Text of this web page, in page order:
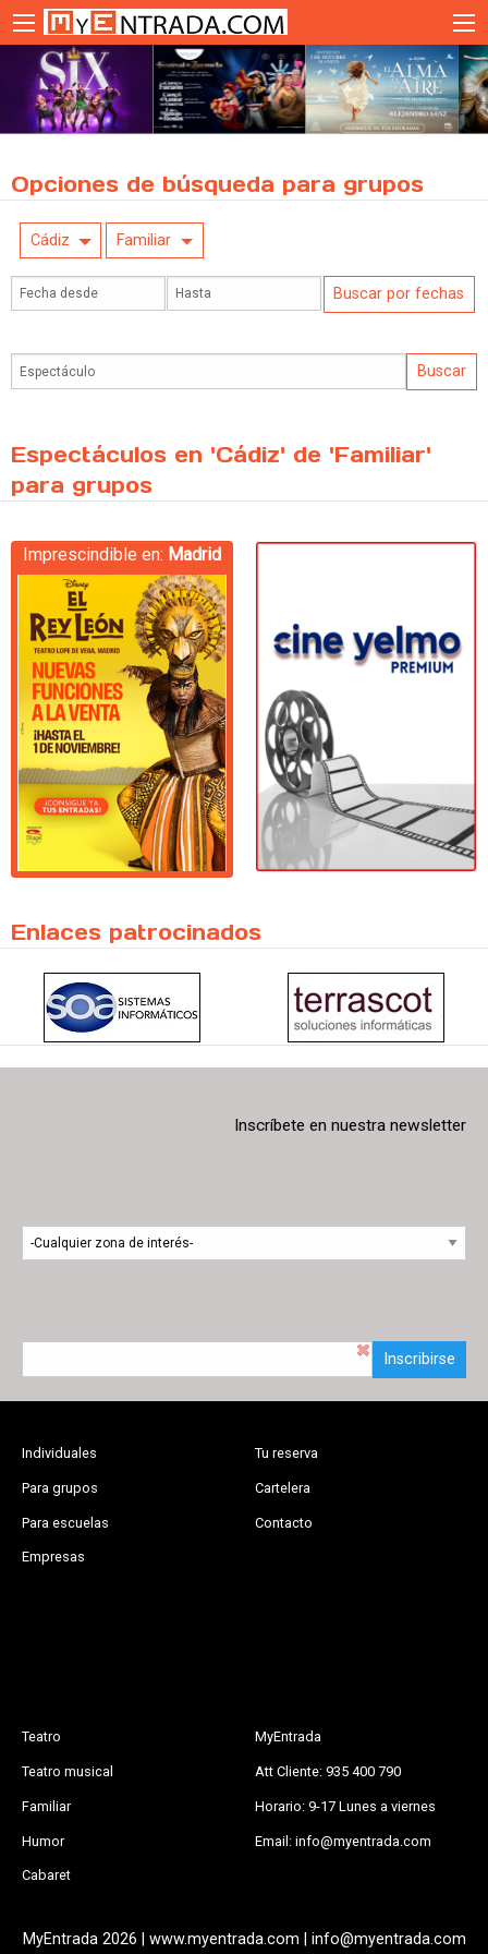
Opciones de búsqueda para grupos
Cádiz Familiar
Espectáculos en 'Cádiz' de 'Familiar'
para grupos
Imprescindible en: Madrid
Enlaces patrocinados
Inscríbete en nuestra newsletter
Inscribirse
Individuales
Para grupos
Para escuelas
Empresas
Tu reserva
Cartelera
Contacto
Teatro
Teatro musical
Familiar
Humor
Cabaret
MyEntrada
Att Cliente: 935 400 790
Horario: 9-17 Lunes a viernes
Email: info@myentrada.com
MyEntrada 2026 | www.myentrada.com | info@myentrada.com